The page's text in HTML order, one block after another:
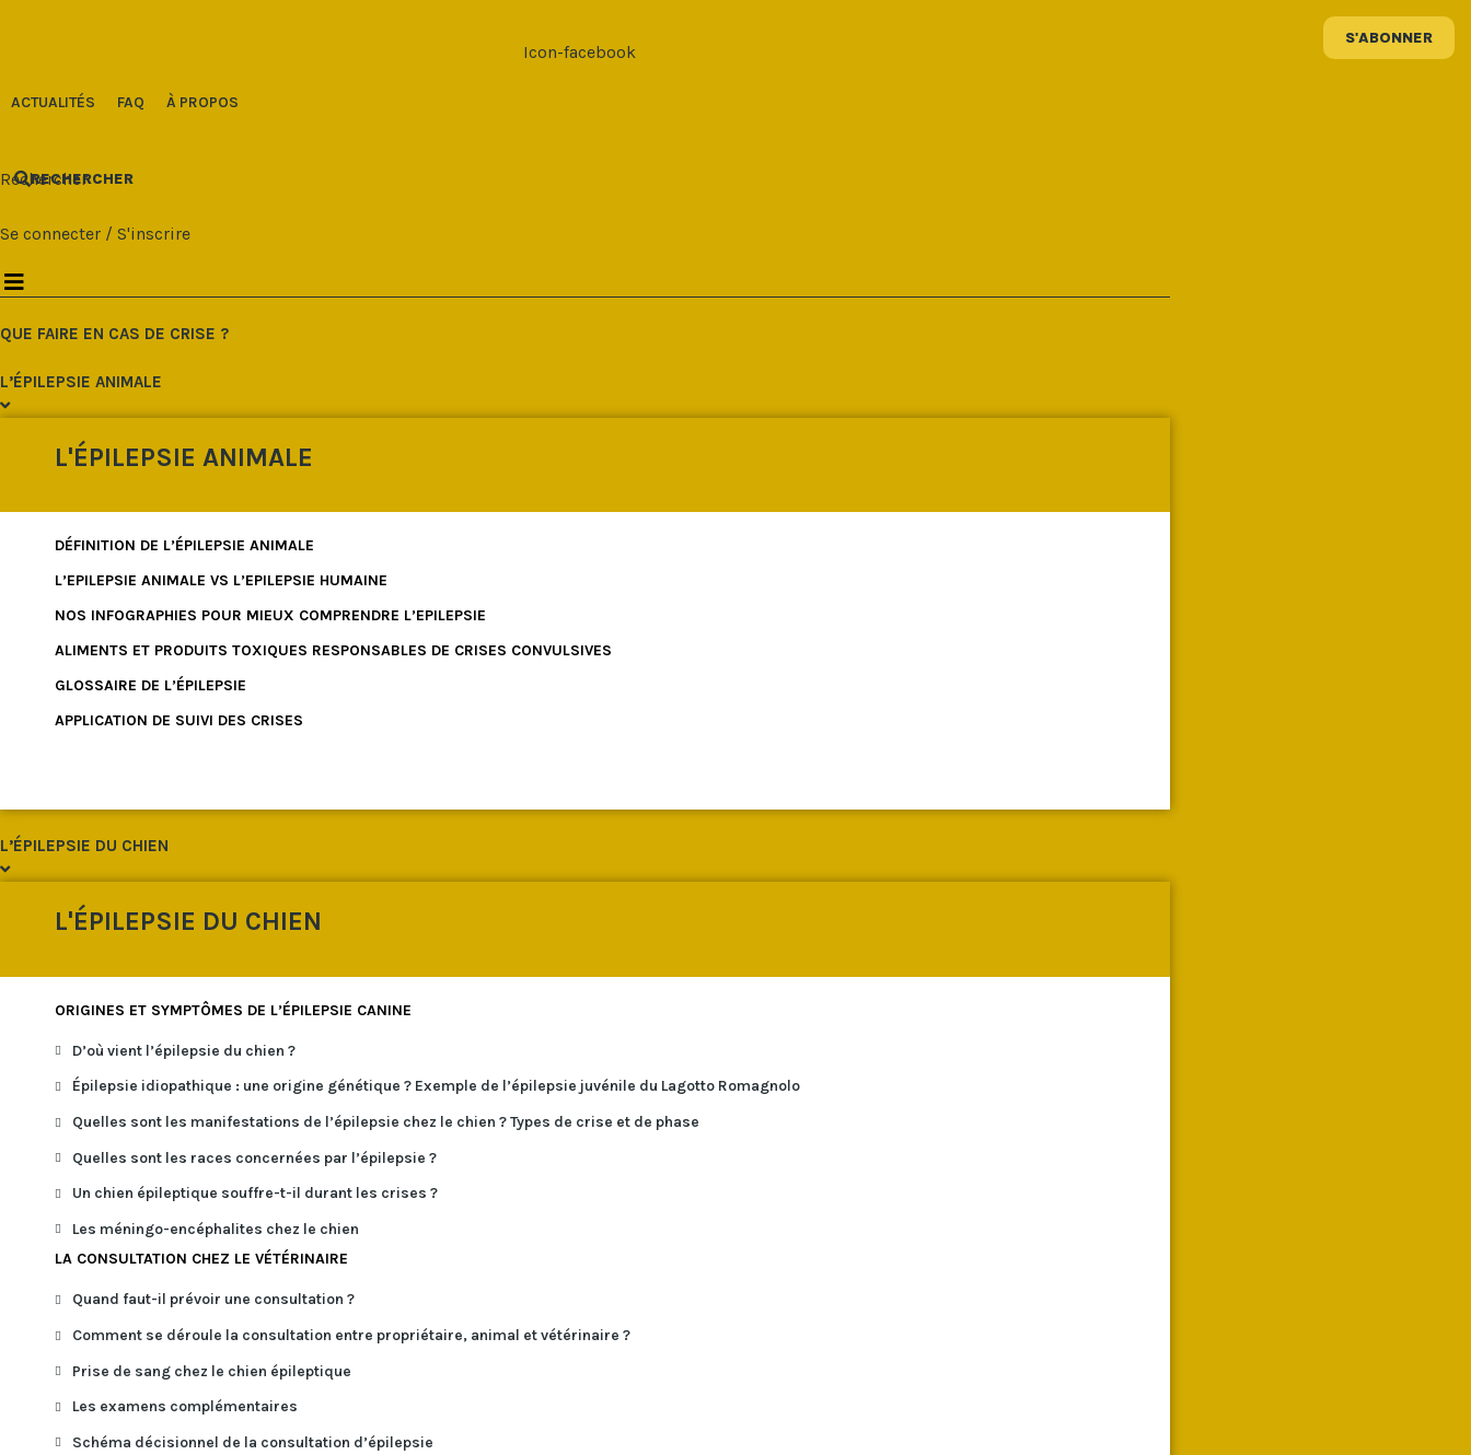
Icon-facebook
ACTUALITÉS FAQ À PROPOS
Rechercher
RECHERCHER
Se connecter / S'inscrire
QUE FAIRE EN CAS DE CRISE ?
L’ÉPILEPSIE ANIMALE
L'ÉPILEPSIE ANIMALE
DÉFINITION DE L’ÉPILEPSIE ANIMALE
L’EPILEPSIE ANIMALE VS L’EPILEPSIE HUMAINE
NOS INFOGRAPHIES POUR MIEUX COMPRENDRE L’EPILEPSIE
ALIMENTS ET PRODUITS TOXIQUES RESPONSABLES DE CRISES CONVULSIVES
GLOSSAIRE DE L’ÉPILEPSIE
APPLICATION DE SUIVI DES CRISES
L’ÉPILEPSIE DU CHIEN
L'ÉPILEPSIE DU CHIEN
ORIGINES ET SYMPTÔMES DE L’ÉPILEPSIE CANINE
D’où vient l’épilepsie du chien ?
Épilepsie idiopathique : une origine génétique ? Exemple de l’épilepsie juvénile du Lagotto Romagnolo
Quelles sont les manifestations de l’épilepsie chez le chien ? Types de crise et de phase
Quelles sont les races concernées par l’épilepsie ?
Un chien épileptique souffre-t-il durant les crises ?
Les méningo-encéphalites chez le chien
LA CONSULTATION CHEZ LE VÉTÉRINAIRE
Quand faut-il prévoir une consultation ?
Comment se déroule la consultation entre propriétaire, animal et vétérinaire ?
Prise de sang chez le chien épileptique
Les examens complémentaires
Schéma décisionnel de la consultation d’épilepsie